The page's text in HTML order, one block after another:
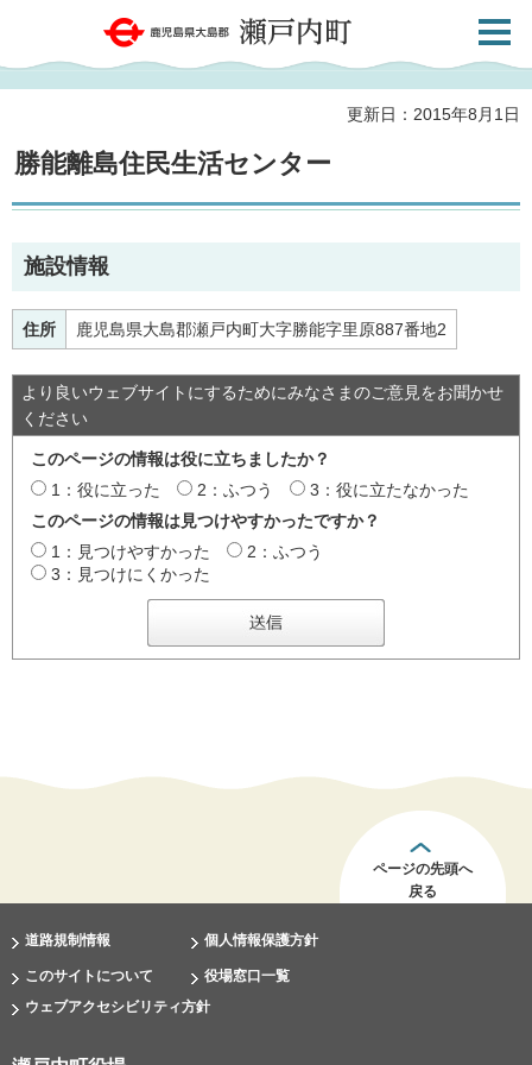
鹿児島県大島郡 瀬戸内町
共通メ
更新日：2015年8月1日
勝能離島住民生活センター
施設情報
住所 鹿児島県大島郡瀬戸内町大字勝能字里原887番地2
より良いウェブサイトにするためにみなさまのご意見をお聞かせ
ください
このページの情報は役に立ちましたか？
1：役に立った
2：ふつう
3：役に立たなかった
このページの情報は見つけやすかったですか？
1：見つけやすかった
2：ふつう
3：見つけにくかった
ページの先頭へ
戻る
道路規制情報 個人情報保護方針
このサイトについて
役場窓口一覧
ウェブアクセシビリティ方針